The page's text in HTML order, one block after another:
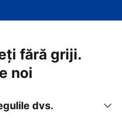
fără griji.
noi
dvs.